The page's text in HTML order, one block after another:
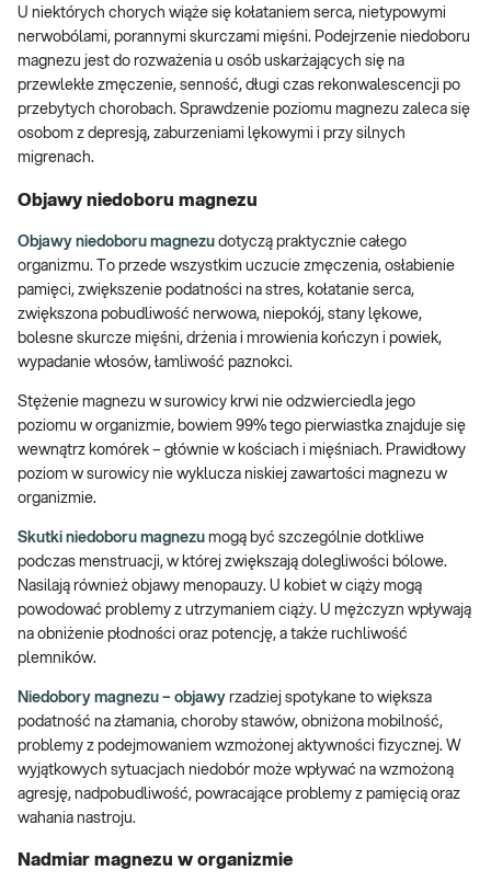
U niektórych chorych wiąże się kołataniem serca, nietypowymi
nerwobólami, porannymi skurczami mięśni. Podejrzenie niedoboru
magnezu jest do rozważenia u osób uskarżających się na
przewlekłe zmęczenie, senność, długi czas rekonwalescencji po
przebytych chorobach. Sprawdzenie poziomu magnezu zaleca się
osobom z depresją, zaburzeniami lękowymi i przy silnych
migrenach.
Objawy niedoboru magnezu
Objawy niedoboru magnezu dotyczą praktycznie całego
organizmu. To przede wszystkim uczucie zmęczenia, osłabienie
pamięci, zwiększenie podatności na stres, kołatanie serca,
zwiększona pobudliwość nerwowa, niepokój, stany lękowe,
bolesne skurcze mięśni, drżenia i mrowienia kończyn i powiek,
wypadanie włosów, łamliwość paznokci.
Stężenie magnezu w surowicy krwi nie odzwierciedla jego
poziomu w organizmie, bowiem 99% tego pierwiastka znajduje się
wewnątrz komórek – głównie w kościach i mięśniach. Prawidłowy
poziom w surowicy nie wyklucza niskiej zawartości magnezu w
organizmie.
Skutki niedoboru magnezu mogą być szczególnie dotkliwe
podczas menstruacji, w której zwiększają dolegliwości bólowe.
Nasilają również objawy menopauzy. U kobiet w ciąży mogą
powodować problemy z utrzymaniem ciąży. U mężczyzn wpływają
na obniżenie płodności oraz potencję, a także ruchliwość
plemników.
Niedobory magnezu – objawy rzadziej spotykane to większa
podatność na złamania, choroby stawów, obniżona mobilność,
problemy z podejmowaniem wzmożonej aktywności fizycznej. W
wyjątkowych sytuacjach niedobór może wpływać na wzmożoną
agresję, nadpobudliwość, powracające problemy z pamięcią oraz
wahania nastroju.
Nadmiar magnezu w organizmie